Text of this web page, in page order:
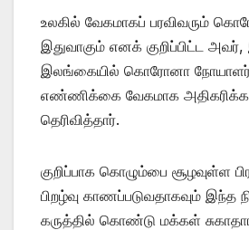
உலகில் வேகமாகப் பரவிவரும்
இதுவாகும் எனக் குறிப்பிட்ட
இலங்கையில் கொரோனா
எண்ணிக்கை வேகமாக அதிகரிக்க
தெரிவித்தார்.
குறிப்பாக கொழும்பை சூழவுள்ள
பிறழ்வு காணப்படுவதாகவும்
கருத்தில் கொண்டு மக்கள்